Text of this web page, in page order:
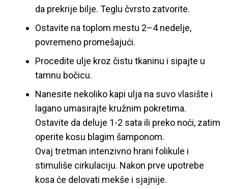
da prekrije bilje. Teglu čvrsto zatvorite.
Ostavite na toplom mestu 2–4 nedelje,
povremeno promešajući.
Procedite ulje kroz čistu tkaninu i sipajte u
tamnu bočicu.
Nanesite nekoliko kapi ulja na suvo vlasište i
lagano umasirajte kružnim pokretima.
Ostavite da deluje 1-2 sata ili preko noći, zatim
operite kosu blagim šamponom.
Ovaj tretman intenzivno hrani folikule i
stimuliše cirkulaciju. Nakon prve upotrebe
kosa će delovati mekše i sjajnije.